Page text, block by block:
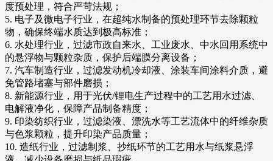
度预处理，符合严苛法规；
5. 电子及微电子行业，在超纯水制备的预处理环节去除颗粒
物，确保终端水质达到极高标准；
6. 水处理行业，过滤市政自来水、工业废水、中水回用系统中
的悬浮物与颗粒杂质，保护后端膜分离设备；
7. 汽车制造行业，过滤发动机冷却液、涂装车间涂料介质，避
免管路堵塞与部件磨损；
8. 新能源行业，用于光伏/锂电生产过程中的工艺用水过滤、
电解液净化，保障产品制备精度；
9. 印染纺织行业，过滤染液、漂洗水等工艺流体中的纤维杂质
与色浆颗粒，提升印染产品质量；
10. 造纸行业，过滤制浆、抄纸环节的工艺用水与纸浆悬浮